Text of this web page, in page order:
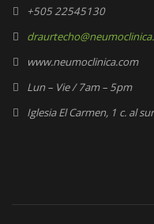
+505 22545130
www.neumoclinica.com
Lun – Vie / 7am – 5pm
Iglesia El Carmen, 1 c. al